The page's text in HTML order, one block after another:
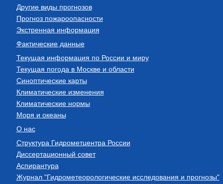
Другие виды прогнозов
Прогноз пожароопасности
Экстренная информация
Фактические данные
Текущая информация по России и миру
Текущая погода в Москве и области
Синоптические карты
Климатические изменения
Климатические нормы
Моря и океаны
О нас
Структура Гидрометцентра России
Диссертационный совет
Аспирантура
Журнал "Гидрометеорологические исследования и прогнозы"